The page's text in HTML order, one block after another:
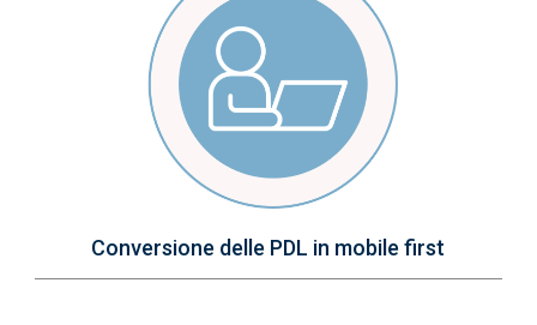
Conversione delle PDL in mobile first